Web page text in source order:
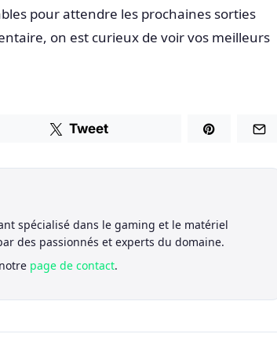
pour attendre les prochaines sorties
on est curieux de voir vos meilleurs
Tweet
spécialisé dans le gaming et le matériel
des passionnés et experts du domaine.
page de contact.